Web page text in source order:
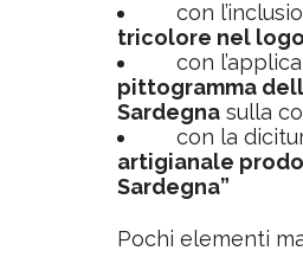
con
tricolore nel
con
pittogramma
Sardegna sulla
con la
artigianale
Sardegna”
Pochi elementi